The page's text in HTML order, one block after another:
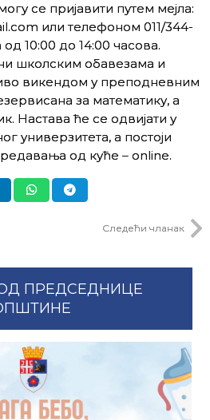
се пријавити путем мејла:
или телефоном 011/344-
10:00 до 14:00 часова.
школским обавезама и
викендом у преподневним
за математику, а
Настава ће се одвијати у
универзитета, а постоји
од куће – online.
Следећи чланак
ПРЕДСЕДНИЦЕ